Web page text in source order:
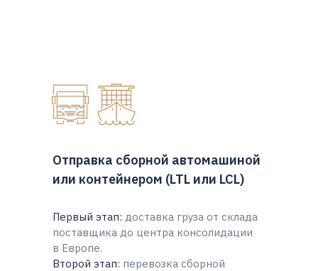
Первый этап: доставка груза от склада
поставщика до центра консолидации
в Европе.
Второй этап: перевозка сборной
Отправка сборной автомашиной
или контейнером (LTL или LCL)